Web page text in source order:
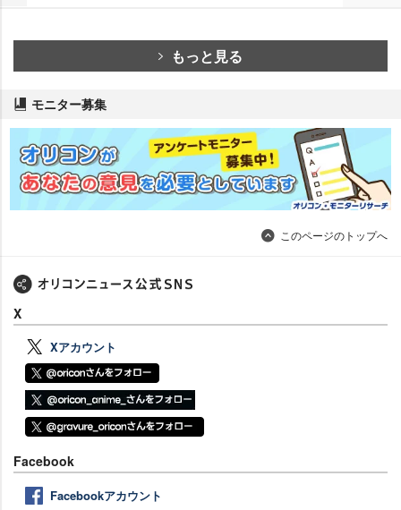
もっと見る
モニター募集
このページのトップへ
X
Xアカウント
Facebook
Facebookアカウント